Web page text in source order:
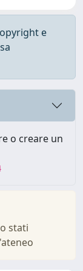
e
o creare un
stati